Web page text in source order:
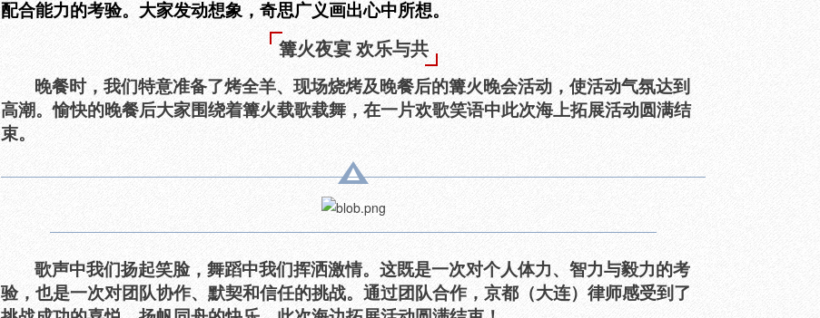
配合能力的考验。大家发动想象，奇思广义画出心中所想。
篝火夜宴 欢乐与共
晚餐时，我们特意准备了烤全羊、现场烧烤及晚餐后的篝火晚会活动，使活动气氛达到
高潮。愉快的晚餐后大家围绕着篝火载歌载舞，在一片欢歌笑语中此次海上拓展活动圆满结
束。
歌声中我们扬起笑脸，舞蹈中我们挥洒激情。 这既是一次对个人体力、智力与毅力的考
验，也是一次对团队协作、默契和信任的挑战。通过团队合作，京都（大连）律师感受到了